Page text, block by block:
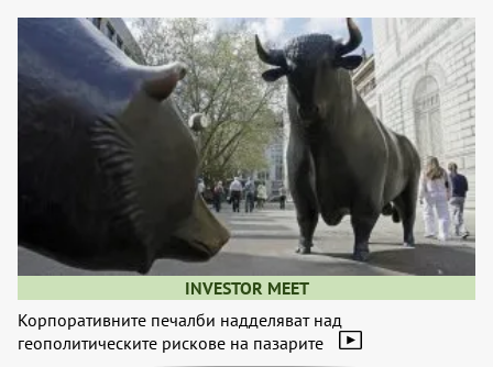
INVESTOR MEET
Корпоративните печалби надделяват над
геополитическите рискове на пазарите